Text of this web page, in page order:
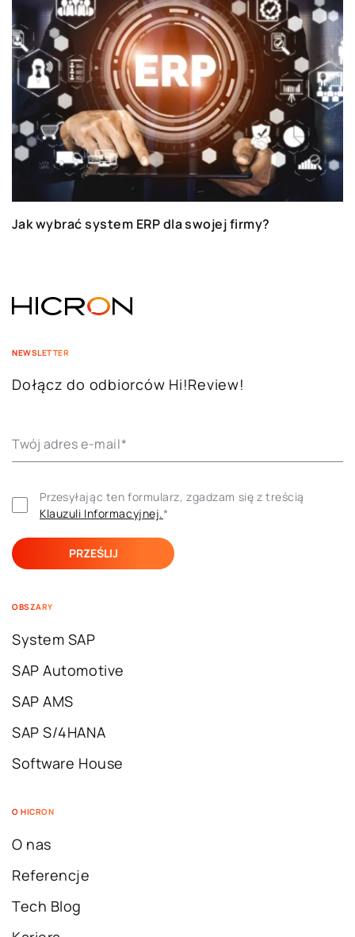
Jak wybrać system ERP dla swojej firmy?
NEWSLETTER
Dołącz do odbiorców Hi!Review!
Twój adres e-mail*
Klauzuli ​​Informacyjnej.*
OBSZARY
System SAP
SAP Automotive
SAP AMS
SAP S/4HANA
Software House
O HICRON
O nas
Referencje
Tech Blog